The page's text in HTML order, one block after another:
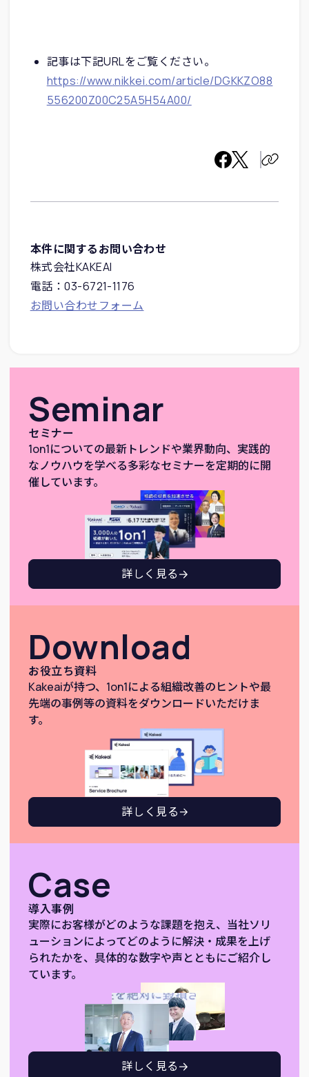
記事は下記URLをご覧ください。
https://www.nikkei.com/article/DGKKZO88
556200Z00C25A5H54A00/
本件に関するお問い合わせ
株式会社KAKEAI
電話：03-6721-1176
お問い合わせフォーム
Seminar
セミナー
1on1についての最新トレンドや業界動向、実践的
なノウハウを学べる多彩なセミナーを定期的に開
催しています。
詳しく見る
Download
お役立ち資料
Kakeaiが持つ、1on1による組織改善のヒントや最
先端の事例等の資料をダウンロードいただけま
す。
詳しく見る
Case
導入事例
実際にお客様がどのような課題を抱え、当社ソリ
ューションによってどのように解決・成果を上げ
られたかを、具体的な数字や声とともにご紹介し
ています。
詳しく見る